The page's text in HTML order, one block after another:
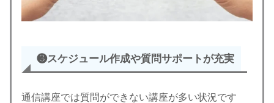
❸スケジュール作成や質問サポートが充実
通信講座では質問ができない講座が多い状況です